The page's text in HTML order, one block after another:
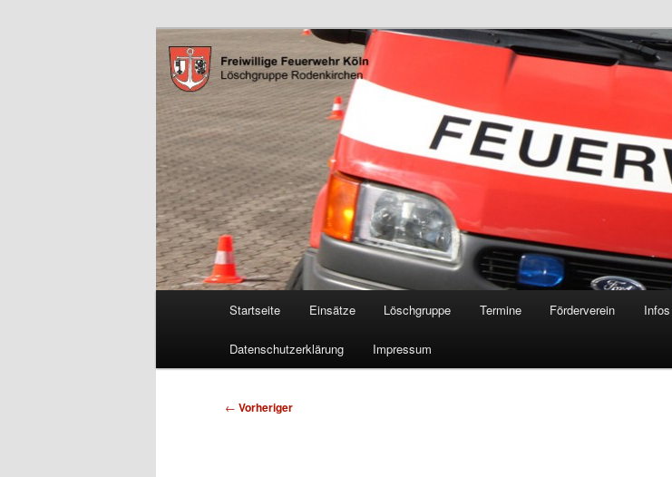
FF Köln, LG RD
Freiwillige Feuerwehr Köln, Löschgruppe Rodenkirchen
Startseite Einsätze Löschgruppe Termine Förderverein
Datenschutzerklärung Impressum
Beitragsnavigation
← Vorheriger